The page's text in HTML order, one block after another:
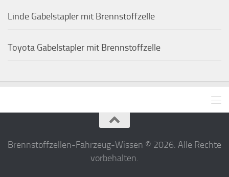
Linde Gabelstapler mit Brennstoffzelle
Toyota Gabelstapler mit Brennstoffzelle
Brennstoffzellen-Fahrzeug-Wissen © 2026. Alle Rechte
vorbehalten.